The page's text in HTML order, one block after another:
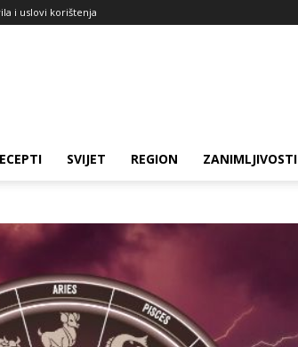
i uslovi korištenja
SVIJET REGION ZANIMLJIVOSTI